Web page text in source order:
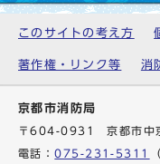
このサイトの考え方
著作権・リンク等 消
京都市消防局
〒604-0931 京都市中
電話：075-231-5311